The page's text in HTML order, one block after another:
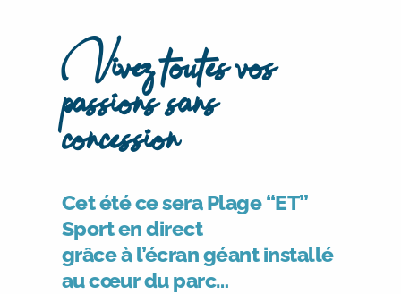
Vivez toutes vos
passions sans
concession
Cet été ce sera Plage “ET”
Sport en direct
grâce à l’écran géant installé
au cœur du parc…